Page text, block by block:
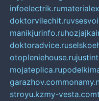
infoelectrik.ru
doktorvilechit.ru
manikjurinfo.ru
doktoradvice.ru
otopleniehouse.ru
mojateplica.ru
garazhov.com
stroyu.kzmy-vesta.com